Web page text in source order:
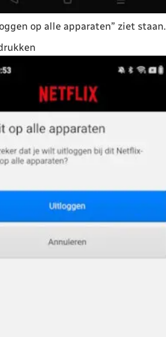
op alle apparaten” ziet staan.